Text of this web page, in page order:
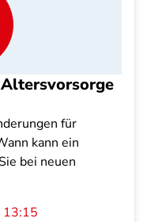
für
kann ein
bei neuen
13:15